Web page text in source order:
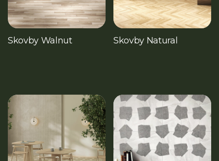
Skovby Walnut Skovby Natural